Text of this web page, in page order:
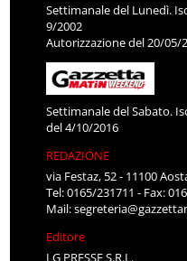
Settimanale del Lunedì.
9/2002
Autorizzazione del 20/05/
Settimanale del Sabato.
del 4/10/2016
REDAZIONE
via Festaz, 52 - 11100
Tel: 0165/231711 - Fax:
Mail:
Editore
LG PRESSE S.R.L.